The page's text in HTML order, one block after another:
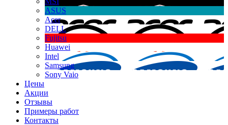
ASUS
Acer
DELL
Fujitsu
Huawei
Intel
Samsung
Sony Vaio
Цены
Акции
Отзывы
Примеры работ
Контакты